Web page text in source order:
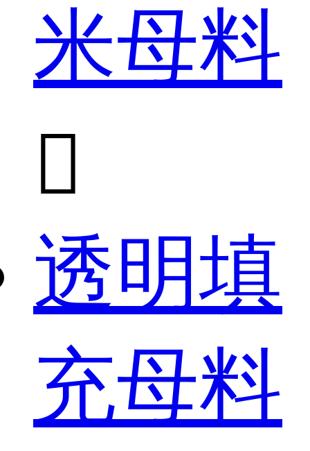
米母料

透明填
充母料